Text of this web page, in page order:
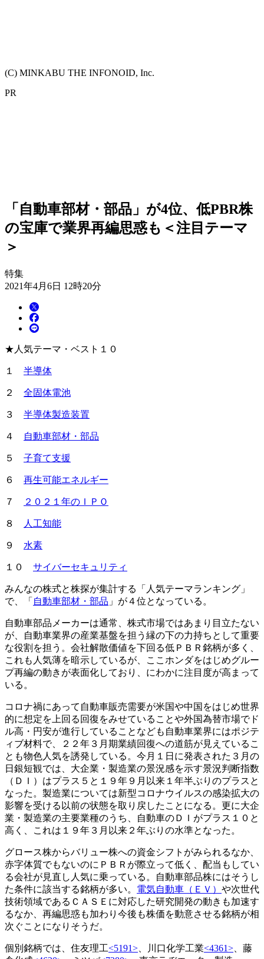
(C) MINKABU THE INFONOID, Inc.
PR
「自動車部材・部品」が4位、低PBR株
の宝庫で業界再編思惑も＜注目テーマ
＞
特集
2021年4月6日 12時20分
★人気テーマ・ベスト１０
１ 半導体
２ 全固体電池
３ 半導体製造装置
４ 自動車部材・部品
５ 子育て支援
６ 再生可能エネルギー
７ ２０２１年のＩＰＯ
８ 人工知能
９ 水素
１０ サイバーセキュリティ
みんなの株式と株探が集計する「人気テーマランキング」
で、「 自動車部材・部品 」が４位となっている。
自動車部品メーカーは通常、株式市場ではあまり目立たない
が、自動車業界の産業基盤を担う縁の下の力持ちとして重要
な役割を担う。会社解散価値を下回る低ＰＢＲ銘柄が多く、
これも人気薄を暗示しているが、ここホンダをはじめグルー
プ再編の動きが表面化しており、にわかに注目度が高まって
いる。
コロナ禍にあって自動車販売需要が米国や中国をはじめ世界
的に想定を上回る回復をみせていることや外国為替市場でド
ル高・円安が進行していることなども自動車業界にはポジテ
ィブ材料で、２２年３月期業績回復への道筋が見えているこ
とも物色人気を誘発している。今月１日に発表された３月の
日銀短観では、大企業・製造業の景況感を示す景況判断指数
（ＤＩ）はプラス５と１９年９月以来１年半ぶりのプラスと
なった。製造業については新型コロナウイルスの感染拡大の
影響を受ける以前の状態を取り戻したことになる。更に大企
業・製造業の主要業種のうち、自動車のＤＩがプラス１０と
高く、これは１９年３月以来２年ぶりの水準となった。
グロース株からバリュー株への資金シフトがみられるなか、
赤字体質でもないのにＰＢＲが際立って低く、配当もしてい
る会社が見直し人気に乗っている。自動車部品株にはそうし
た条件に該当する銘柄が多い。 電気自動車（ＥＶ） や次世代
技術領域であるＣＡＳＥに対応した研究開発の動きも加速す
るなか、再編思惑も加わり今後も株価を動意させる銘柄が相
次ぐことになりそうだ。
個別銘柄では、住友理工<5191> 、川口化学工業<4361> 、藤